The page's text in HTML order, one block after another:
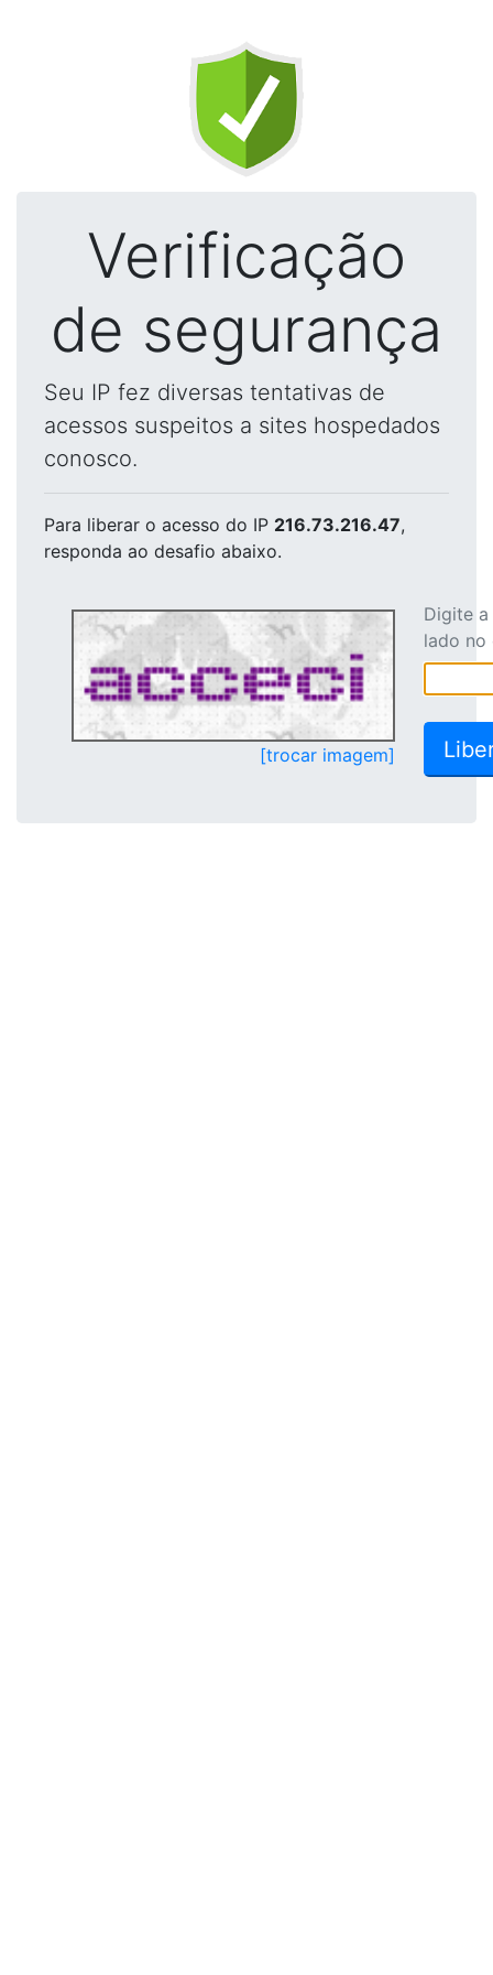
Verificação
de segurança
Seu IP fez diversas tentativas de
acessos suspeitos a sites hospedados
conosco.
Para liberar o acesso do IP 216.73.216.47,
responda ao desafio abaixo.
[trocar imagem]
Digite
lado no